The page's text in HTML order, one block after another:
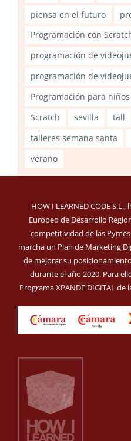
piensa en el futuro
Programación con
programación de
programación de
Programación para niños
Scratch
sevilla tall
talleres semana santa
verano
HOW I LEARNED CODE
Europeo de Desarrollo
competitividad de las
marcha un Plan de Marketing
de mejorar su
durante el año 2020. Para
Programa XPANDE DIGITAL de